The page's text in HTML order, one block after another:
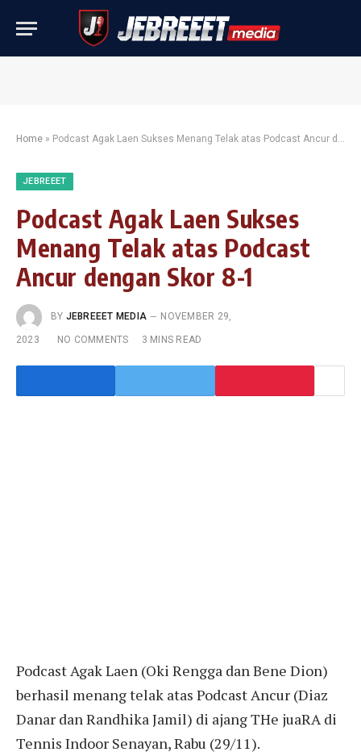
Home » Podcast Agak Laen Sukses Menang Telak atas Podcast Ancur dengan Skor 8-1
JEBREEET
Podcast Agak Laen Sukses
Menang Telak atas Podcast
Ancur dengan Skor 8-1
BY JEBREEET MEDIA NOVEMBER 29,
2023 NO COMMENTS 3 MINS READ
Podcast Agak Laen (Oki Rengga dan Bene Dion)
berhasil menang telak atas Podcast Ancur (Diaz
Danar dan Randhika Jamil) di ajang THe juaRA di
Tennis Indoor Senayan, Rabu (29/11).